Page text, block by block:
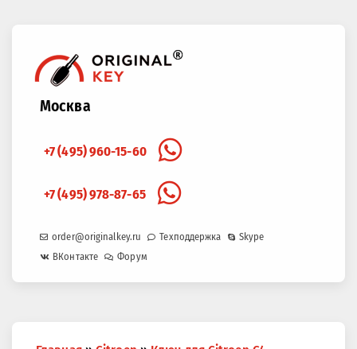
Москва
+7 (495) 960-15-60
+7 (495) 978-87-65
order@originalkey.ru Техподдержка
Skype
ВКонтакте
Форум